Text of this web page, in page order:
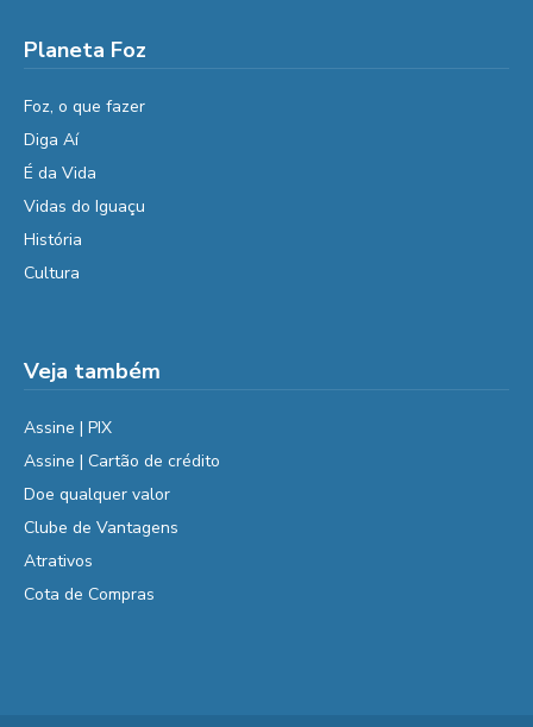
Planeta Foz
Foz, o que fazer
Diga Aí
É da Vida
Vidas do Iguaçu
História
Cultura
Veja também
Assine | PIX
Assine | Cartão de crédito
Doe qualquer valor
Clube de Vantagens
Atrativos
Cota de Compras